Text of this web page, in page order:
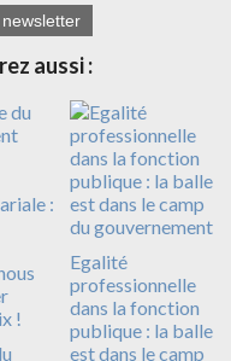
aussi :
Egalité
professionnelle
dans la fonction
publique : la balle
est dans le camp